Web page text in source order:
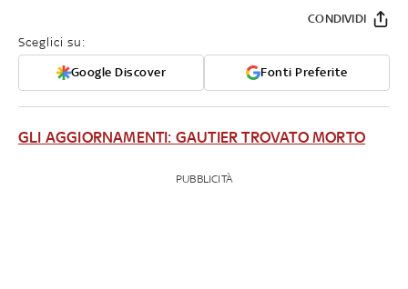
Sceglici su:
Google Discover Fonti Preferite
CONDIVIDI
GLI AGGIORNAMENTI: GAUTIER TROVATO MORTO
PUBBLICITÀ